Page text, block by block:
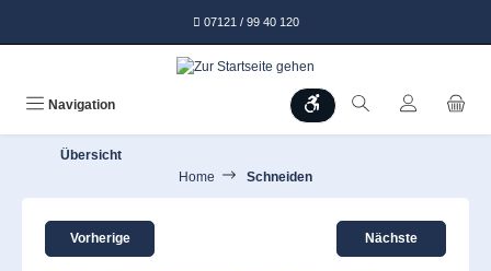
07121 / 99 40 120
Navigation Werkzeugleiste anzeigen
Übersicht
Home
Schneiden
Vorherige Nächste